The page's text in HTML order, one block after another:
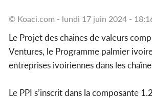
© Koaci.com - lundi 17 juin 2024 -
Le Projet des chaines de valeurs
Ventures, le Programme palmier
entreprises ivoiriennes dans les
Le PPI s’inscrit dans la composante